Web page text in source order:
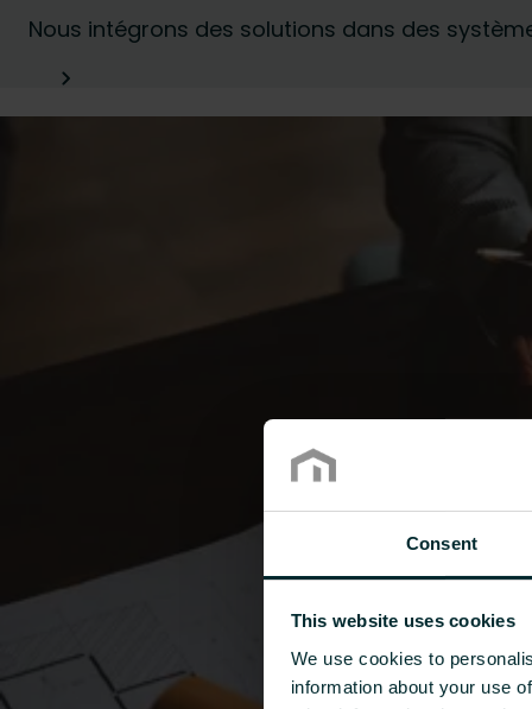
Consent
This website uses cookies
We use cookies to
information about your use
Nous intégrons des solutions dans des